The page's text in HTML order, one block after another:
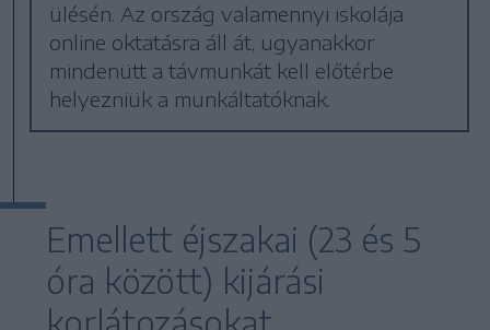
ülésén. Az ország valamennyi iskolája
online oktatásra áll át, ugyanakkor
mindenütt a távmunkát kell előtérbe
helyezniük a munkáltatóknak.
Emellett éjszakai (23 és 5
óra között) kijárási